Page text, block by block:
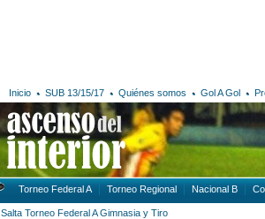
Inicio SUB 13/15/17 Quiénes somos Gol A Gol
Torneo Federal A Torneo Regional Nacional B
Salta Torneo Federal A Gimnasia y Tiro